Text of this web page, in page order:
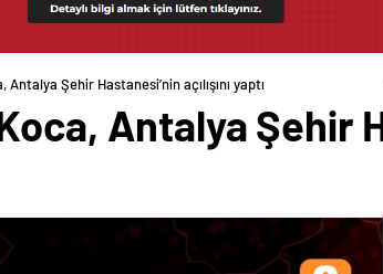
Şehir Hastanesi’nin açılışını yaptı
Antalya Şehir